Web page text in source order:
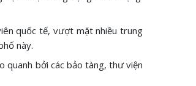
quốc tế, vượt mặt nhiều trung
này.
quanh bởi các bảo tàng, thư viện